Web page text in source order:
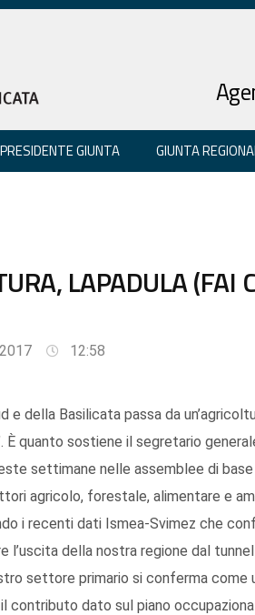
PRESIDENTE GIUNTA GIUNTA
LAPADULA
12:58
e della Basilicata passa da
È quanto sostiene il segretario
settimane nelle assemblee di
agricolo, forestale, alimentare e
i recenti dati Ismea-Svimez che
l’uscita della nostra regione dal
settore primario si conferma come
dato sul piano